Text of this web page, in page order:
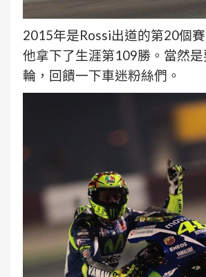
2015年是Rossi出道的第20個賽
他拿下了生涯第109勝。當然
輪，回饋一下車迷粉絲們。